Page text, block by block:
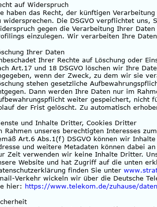
auf Widerspruch
haben das Recht, der künftigen
widersprechen. Die DSGVO verpflichtet uns,
gegen die Verarbeitung Ihrer
einzulegen. Wir verarbeiten Ihre
Ihrer Daten
Ihrer Rechte auf Löschung oder
Art.17 und 18 DSGVO löschen wir Ihre
wenn der Zweck, zu dem wir sie
stehen gesetzliche
Dann werden Ihre Daten nur im
weiter gespeichert, nicht
der Frist gelöscht. Zu automatisch
und Inhalte Dritter, Cookies Dritter
Rahmen unseres berechtigten Interesses
Art.6 Abs.1(f) DSGVO können wir
und weitere Metadaten können dabei
Zeit verwenden wir keine Inhalte Dritter.
Website und hat Zugriff auf die unten
finden Sie unter
Verkehr wickeln wir über die Deutsche
hier: https://www.telekom.de/zuhause/